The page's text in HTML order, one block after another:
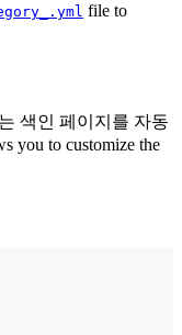
file to
색인 페이지를 자동
you to customize the